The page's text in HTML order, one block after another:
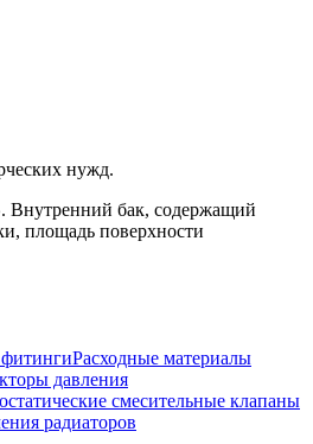
нужд.
. Внутренний бак, содержащий
площадь поверхности
Расходные материалы
давления
смесительные клапаны
радиаторов